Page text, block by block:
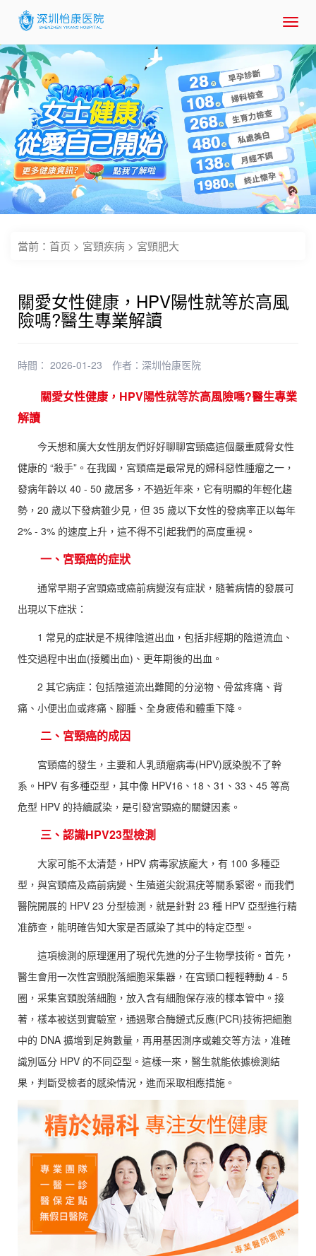
當前： 首页 > 宮頸疾病 > 宮頸肥大
關愛女性健康，HPV陽性就等於高風
險嗎?醫生專業解讀
時間： 2026-01-23 作者： 深圳怡康医院
關愛女性健康，HPV陽性就等於高風險嗎?醫生專業
解讀
今天想和廣大女性朋友們好好聊聊宮頸癌這個嚴重威脅女性
健康的 “殺手”。在我國，宮頸癌是最常見的婦科惡性腫瘤之一，
發病年齡以 40 - 50 歲居多，不過近年來，它有明顯的年輕化趨
勢，20 歲以下發病雖少見，但 35 歲以下女性的發病率正以每年
2% - 3% 的速度上升，這不得不引起我們的高度重視。
一、宮頸癌的症狀
通常早期子宮頸癌或癌前病變沒有症狀，隨著病情的發展可
出現以下症狀：
1 常見的症狀是不規律陰道出血，包括非經期的陰道流血、
性交過程中出血(接觸出血)、更年期後的出血。
2 其它病症：包括陰道流出難聞的分泌物、骨盆疼痛、背
痛、小便出血或疼痛、腳腫、全身疲倦和體重下降。
二、宮頸癌的成因
宮頸癌的發生，主要和人乳頭瘤病毒(HPV)感染脫不了幹
系。HPV 有多種亞型，其中像 HPV16、18、31、33、45 等高
危型 HPV 的持續感染，是引發宮頸癌的關鍵因素。
三、認識HPV23型檢測
大家可能不太清楚，HPV 病毒家族龐大，有 100 多種亞
型，與宮頸癌及癌前病變、生殖道尖銳濕疣等關系緊密。而我們
醫院開展的 HPV 23 分型檢測，就是針對 23 種 HPV 亞型進行精
准篩查，能明確告知大家是否感染了其中的特定亞型。
這項檢測的原理運用了現代先進的分子生物學技術。首先，
醫生會用一次性宮頸脫落細胞采集器，在宮頸口輕輕轉動 4 - 5
圈，采集宮頸脫落細胞，放入含有細胞保存液的樣本管中。接
著，樣本被送到實驗室，通過聚合酶鏈式反應(PCR)技術把細胞
中的 DNA 擴增到足夠數量，再用基因測序或雜交等方法，准確
識別區分 HPV 的不同亞型。這樣一來，醫生就能依據檢測結
果，判斷受檢者的感染情況，進而采取相應措施。